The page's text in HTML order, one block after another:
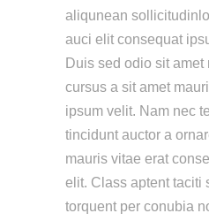
aliqunean
auci elit consequat
Duis sed odio sit amet
cursus a sit amet
ipsum velit. Nam nec
tincidunt auctor a
mauris vitae erat
elit. Class aptent taciti
torquent per conubia